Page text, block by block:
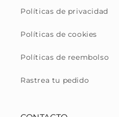
Políticas de privacidad
Políticas de cookies
Políticas de reembolso
Rastrea tu pedido